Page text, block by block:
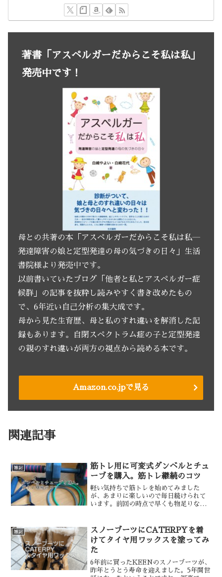
著書「アスペルガーだからこそ私は私」
発売中です！
母との共著の本「アスペルガーだからこそ私は私―
発達障害の娘と定型発達の母の気づきの日々」生活
書院様より発売中です。
以前書いていたブログ「他者と私とアスペルガー症
候群」の記事を抜粋し読みやすく書き改めたもの
で、6年近い自己分析の集大成です。
母から見た生育歴、母と私のすれ違いを解消した記
録もあります。自閉スペクトラム症の子と定型発達
の親のすれ違いが両方の視点から読める本です。
Amazon.co.jpで見る
関連記事
雑記
筋トレ用に可変式ダンベルとチュ
ーブを購入。筋トレ継続のコツ
軽い気持ちで筋トレを始めてみました
が、あまりに楽しいので毎日続けられて
います。前回の時点で早くも物足りなく
脂肪率が増え続けているので、よく成分
表を見てみたところ、どう見...
雑記
スノーブーツにCATERPYを着
けてタイヤ用ワックスを塗ってみ
た
6年前に買ったKEENのスノーブーツが、
昨年とうとう寿命を迎えました。5年間世